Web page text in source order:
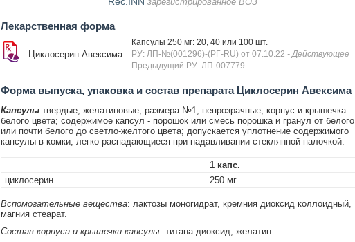
Лекарственная форма
Циклосерин Авексима
Капсулы 250 мг: 20, 40 или 100 шт.
РУ: ЛП-№(001296)-(РГ-RU) от 07.10.22 - Действующее
Предыдущий РУ: ЛП-007779
Форма выпуска, упаковка и состав препарата Циклосерин Авексима
Капсулытвердые, желатиновые, размера №1, непрозрачные, корпус и крышечка
белого цвета; содержимое капсул - порошок или смесь порошка и гранул от белого
или почти белого до светло-желтого цвета; допускается уплотнение содержимого
капсулы в комки, легко распадающиеся при надавливании стеклянной палочкой.
1 капс.
циклосерин
250 мг
Вспомогательные вещества: лактозы моногидрат, кремния диоксид коллоидный,
магния стеарат.
Состав корпуса и крышечки капсулы: титана диоксид, желатин.